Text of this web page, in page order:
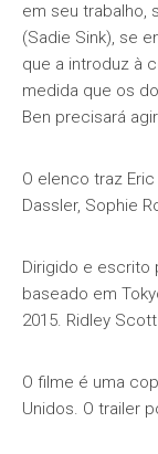
em seu trabalho,
(Sadie Sink), se
que a introduz à
medida que os
Ben precisará
O elenco traz Eric
Dassler, Sophie
Dirigido e escrito
baseado em
2015. Ridley
O filme é uma
Unidos. O trailer